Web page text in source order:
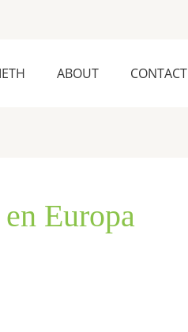
ABOUT CONTACT
Europa